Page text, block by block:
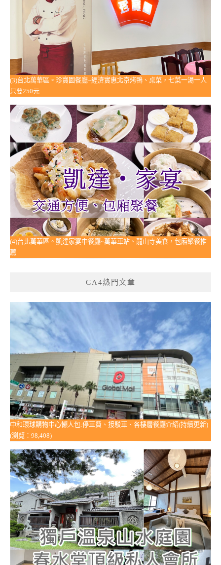
(3)台北萬華區。珍寶園餐廳~經濟實惠北京烤鴨、桌菜，七菜一湯一人
只要250元
(4)台北萬華區。凱達家宴中餐廳~萬華車站、龍山寺美食，包廂聚餐推
薦
GA4熱門文章
中和環球購物中心懶人包:停車費、接駁車、各樓層餐廳介紹(持續更新)
(瀏覽：98,408)